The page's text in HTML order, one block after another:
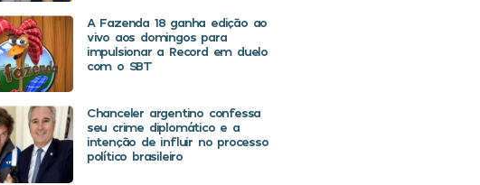
A Fazenda 18 ganha edição ao
vivo aos domingos para
impulsionar a Record em duelo
com o SBT
Chanceler argentino confessa
seu crime diplomático e a
intenção de influir no processo
político brasileiro